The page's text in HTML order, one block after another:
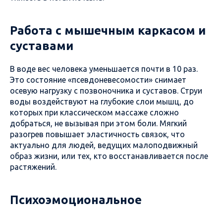
Работа с мышечным каркасом и
суставами
В воде вес человека уменьшается почти в 10 раз.
Это состояние «псевдоневесомости» снимает
осевую нагрузку с позвоночника и суставов. Струи
воды воздействуют на глубокие слои мышц, до
которых при классическом массаже сложно
добраться, не вызывая при этом боли. Мягкий
разогрев повышает эластичность связок, что
актуально для людей, ведущих малоподвижный
образ жизни, или тех, кто восстанавливается после
растяжений.
Психоэмоциональное